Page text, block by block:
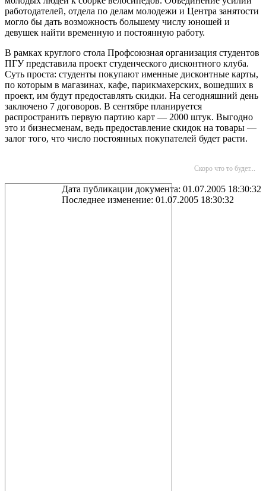
работодателей, отдела по делам молодежи и Центра занятости
могло бы дать возможность большему числу юношей и
девушек найти временную и постоянную работу.
В рамках круглого стола Профсоюзная организация студентов
ПГУ представила проект студенческого дисконтного клуба.
Суть проста: студенты покупают именные дисконтные карты,
по которым в магазинах, кафе, парикмахерских, вошедших в
проект, им будут предоставлять скидки. На сегодняшний день
заключено 7 договоров. В сентябре планируется
распространить первую партию карт — 2000 штук. Выгодно
это и бизнесменам, ведь предоставление скидок на товары —
залог того, что число постоянных покупателей будет расти.
Скоро что то будет...
Дата публикации документа: 01.07.2005 18:30:32
Последнее изменение: 01.07.2005 18:30:32